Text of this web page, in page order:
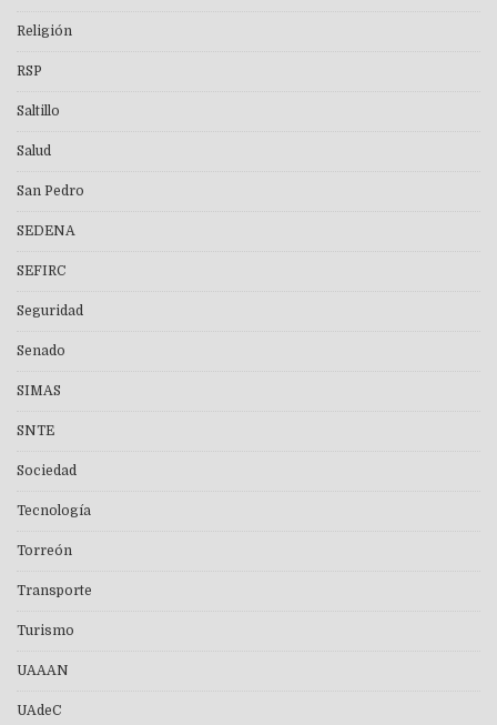
Religión
RSP
Saltillo
Salud
San Pedro
SEDENA
SEFIRC
Seguridad
Senado
SIMAS
SNTE
Sociedad
Tecnología
Torreón
Transporte
Turismo
UAAAN
UAdeC